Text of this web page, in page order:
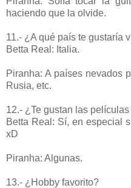
haciendo que la olvide.
11.- ¿A qué país te gustaría
Betta Real: Italia.
Piranha: A países nevados
Rusia, etc.
12.- ¿Te gustan las
Betta Real: Sí, en especial
xD
Piranha: Algunas.
13.- ¿Hobby favorito?